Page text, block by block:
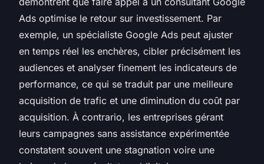
Ads optimise le retour sur investissement. Par
exemple, un spécialiste Google Ads peut ajuster
en temps réel les enchères, cibler précisément les
audiences et analyser finement les indicateurs de
performance, ce qui se traduit par une meilleure
acquisition de trafic et une diminution du coût par
acquisition. À contrario, les entreprises gérant
leurs campagnes sans assistance expérimentée
constatent souvent une stagnation voire une